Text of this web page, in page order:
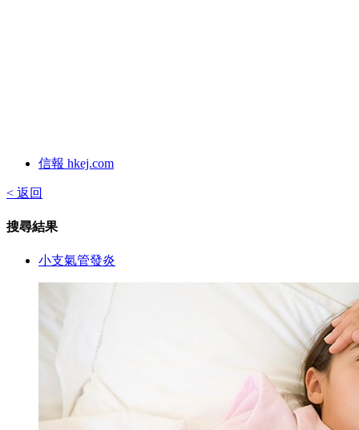
信報 hkej.com
< 返回
搜尋結果
小支氣管發炎